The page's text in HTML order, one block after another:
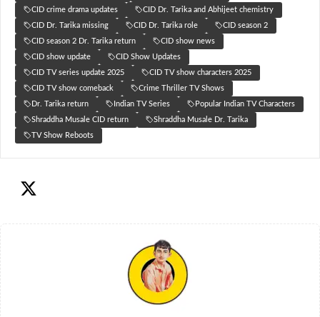
CID crime drama updates
CID Dr. Tarika and Abhijeet chemistry
CID Dr. Tarika missing
CID Dr. Tarika role
CID season 2
CID season 2 Dr. Tarika return
CID show news
CID show update
CID Show Updates
CID TV series update 2025
CID TV show characters 2025
CID TV show comeback
Crime Thriller TV Shows
Dr. Tarika return
Indian TV Series
Popular Indian TV Characters
Shraddha Musale CID return
Shraddha Musale Dr. Tarika
TV Show Reboots